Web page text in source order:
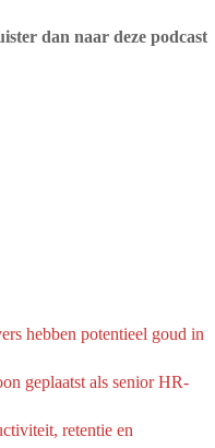
dan naar deze podcast
hebben potentieel goud in
geplaatst als senior HR-
retentie en